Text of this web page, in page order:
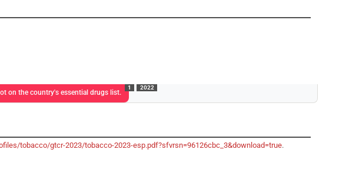
on the country's essential drugs list.
1 2022
tobacco/gtcr-2023/tobacco-2023-esp.pdf?sfvrsn=96126cbc_3&download=true.